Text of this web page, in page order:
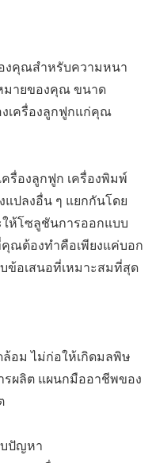
งคุณสำหรับความหนา
มายของคุณ ขนาด
งเครื่องลูกฟูกแก่คุณ
ครื่องลูกฟูก เครื่องพิมพ์
แปลงอื่น ๆ แยกกันโดย
ให้โซลูชันการออกแบบ
ณต้องทำคือเพียงแค่บอก
ข้อเสนอที่เหมาะสมที่สุด
อม ไม่ก่อให้เกิดมลพิษ
รผลิต แผนกมืออาชีพของ
บปัญหา